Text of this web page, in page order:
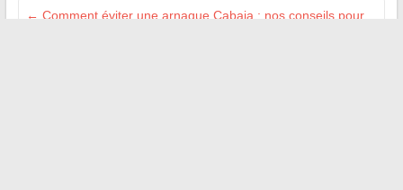
← Comment éviter une arnaque Cabaia : nos conseils pour